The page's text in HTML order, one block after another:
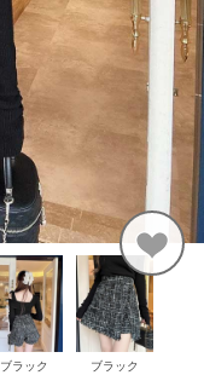
ブラック ブラック